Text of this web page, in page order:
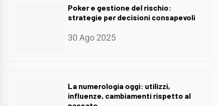
Poker e gestione del rischio:
strategie per decisioni consapevoli
30 Ago 2025
La numerologia oggi: utilizzi,
influenze, cambiamenti rispetto al